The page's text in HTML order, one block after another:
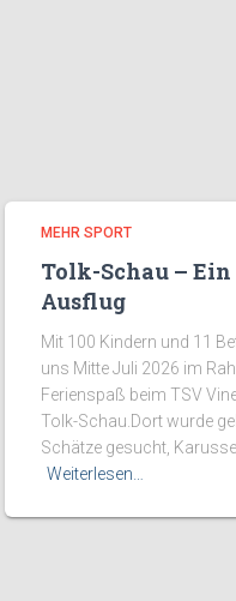
MEHR SPORT
Tolk-Schau –
Ausflug
Mit 100 Kindern und 11
uns Mitte Juli 2026 im
Ferienspaß beim TSV
Tolk-Schau.Dort wurde
Schätze gesucht,
Weiterlesen…